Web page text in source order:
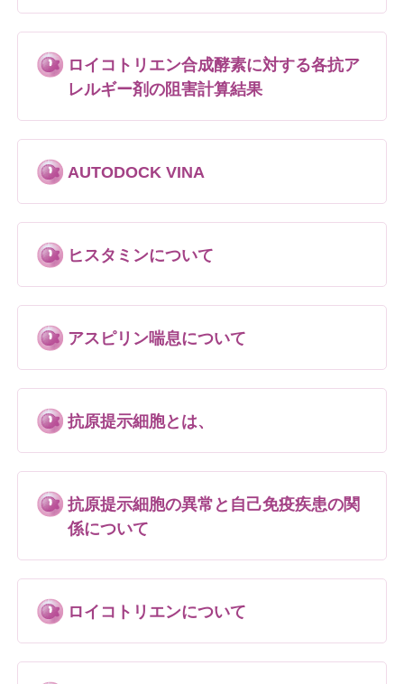
ロイコトリエン合成酵素に対する各抗ア
レルギー剤の阻害計算結果
AUTODOCK VINA
ヒスタミンについて
アスピリン喘息について
抗原提示細胞とは、
抗原提示細胞の異常と自己免疫疾患の関
係について
ロイコトリエンについて